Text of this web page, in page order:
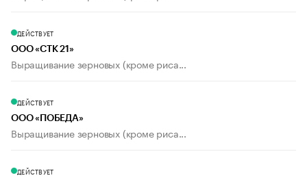
ДЕЙСТВУЕТ
ООО «СТК 21»
Выращивание зерновых (кроме риса...
ДЕЙСТВУЕТ
ООО «ПОБЕДА»
Выращивание зерновых (кроме риса...
ДЕЙСТВУЕТ